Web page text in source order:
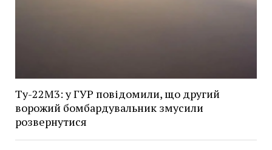
Ту-22М3: у ГУР повідомили, що другий
ворожий бомбардувальник змусили
розвернутися